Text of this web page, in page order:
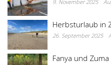
9. November 2025
Herbsturlaub in
26. September 2025
Fanya und Zuma